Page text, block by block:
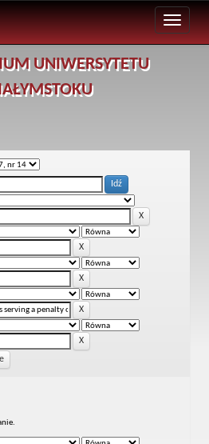
UNIWERSYTETU